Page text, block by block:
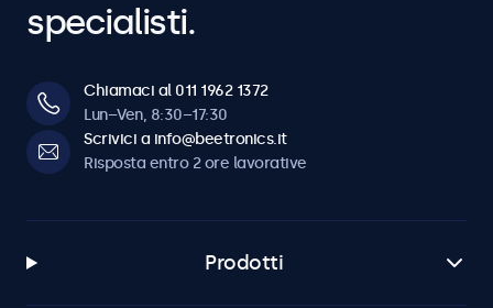
specialisti.
Chiamaci al 011 1962 1372
Lun–Ven, 8:30–17:30
Scrivici a info@beetronics.it
Risposta entro 2 ore lavorative
Prodotti